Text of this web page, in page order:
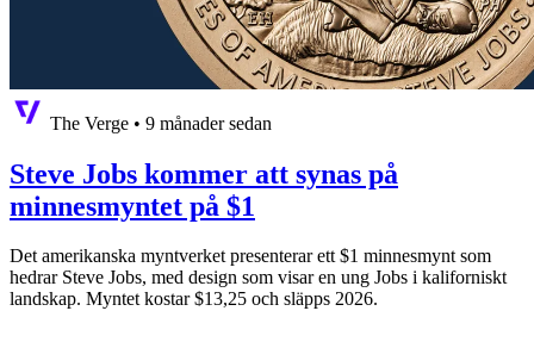
The Verge • 9 månader sedan
Steve Jobs kommer att synas på
minnesmyntet på $1
Det amerikanska myntverket presenterar ett $1 minnesmynt som
hedrar Steve Jobs, med design som visar en ung Jobs i kaliforniskt
landskap. Myntet kostar $13,25 och släpps 2026.